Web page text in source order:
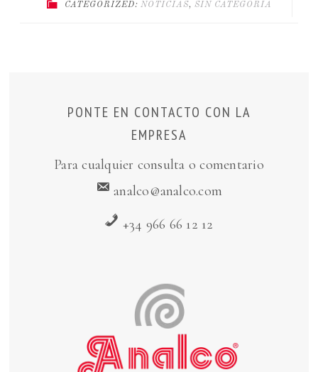
CATEGORIZED: NOTICIAS, SIN CATEGORÍA
PONTE EN CONTACTO CON LA
EMPRESA
Para cualquier consulta o comentario
analco@analco.com
+34 966 66 12 12